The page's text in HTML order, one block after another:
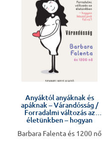
Anyáktól anyáknak és
apáknak – Várandósság /
Forradalmi változás az
életünkben – hogyan
Barbara Falenta és 1200 nő